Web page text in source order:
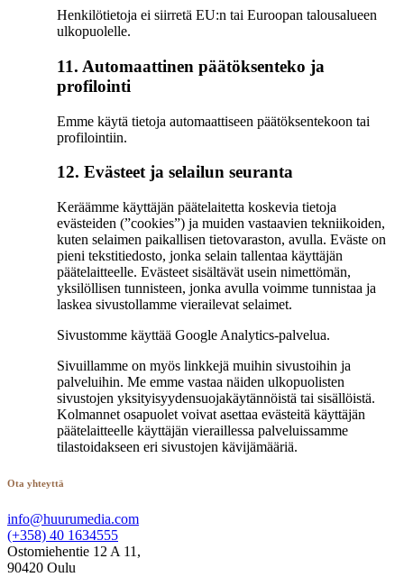
Henkilötietoja ei siirretä EU:n tai Euroopan talousalueen
ulkopuolelle.
11. Automaattinen päätöksenteko ja
profilointi
Emme käytä tietoja automaattiseen päätöksentekoon tai
profilointiin.
12. Evästeet ja selailun seuranta
Keräämme käyttäjän päätelaitetta koskevia tietoja
evästeiden (”cookies”) ja muiden vastaavien tekniikoiden,
kuten selaimen paikallisen tietovaraston, avulla. Eväste on
pieni tekstitiedosto, jonka selain tallentaa käyttäjän
päätelaitteelle. Evästeet sisältävät usein nimettömän,
yksilöllisen tunnisteen, jonka avulla voimme tunnistaa ja
laskea sivustollamme vierailevat selaimet.
Sivustomme käyttää Google Analytics-palvelua.
Sivuillamme on myös linkkejä muihin sivustoihin ja
palveluihin. Me emme vastaa näiden ulkopuolisten
sivustojen yksityisyydensuojakäytännöistä tai sisällöistä.
Kolmannet osapuolet voivat asettaa evästeitä käyttäjän
päätelaitteelle käyttäjän vieraillessa palveluissamme
tilastoidakseen eri sivustojen kävijämääriä.
Ota yhteyttä
info@huurumedia.com
(+358) 40 1634555
Ostomiehentie 12 A 11,
90420 Oulu